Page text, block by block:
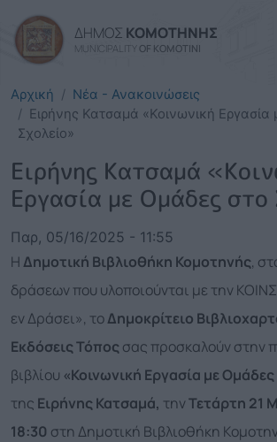
ΔΗΜΟΣ ΚΟΜΟΤΗΝΗΣ
MUNICIPALITY OF KOMOTINI
Αρχική
Νέα - Ανακοινώσεις
Ειρήνης Κατσαμά «Κοινωνική Εργασία
Σχολείο»
Ειρήνης Κατσαμά
Εργασία με Ομάδες στο
Παρ, 05/16/2025 - 11:55
ΗΔημοτική Βιβλιοθήκη Κομοτηνής,
δράσεων που υλοποιούνται με την
εν Δράσει», τοΔημοκρίτειο
Εκδόσεις Τόποςσας προσκαλούν στην
βιβλίου «Κοινωνική Εργασία με
της Ειρήνης Κατσαμά, τηνΤετάρτη 21
18:30 στη Δημοτική Βιβλιοθήκη